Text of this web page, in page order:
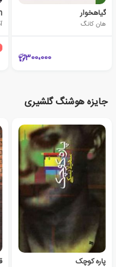
گیاهخوار
هان کانگ
300،000
جایزه هوشنگ گلشیری
پاره کوچک